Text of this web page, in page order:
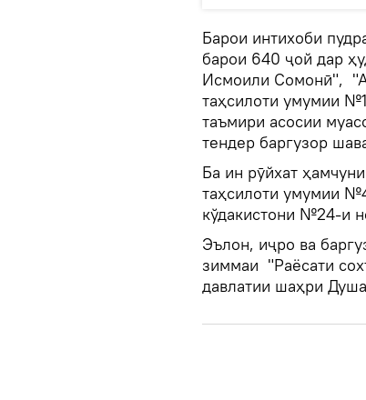
Барои интихоби
барои 640 ҷой дар
Исмоили Сомонӣ",
таҳсилоти умумии
таъмири асосии
тендер баргузор
Ба ин рӯйхат
таҳсилоти умумии
кўдакистони №24-и
Эълон, иҷро ва
зиммаи "Раёсати
давлатии шаҳри